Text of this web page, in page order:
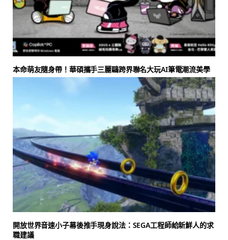
本命萌友隨身帶！華碩攜手三麗鷗跨界聯名大玩AI筆電潮流美學
開放世界音速小子幕後推手現身說法：SEGA工程師給新鮮人的求
職建議